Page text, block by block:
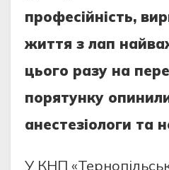
професійність,
життя з лап
цього разу на
порятунку
анестезіологи та
У КНП